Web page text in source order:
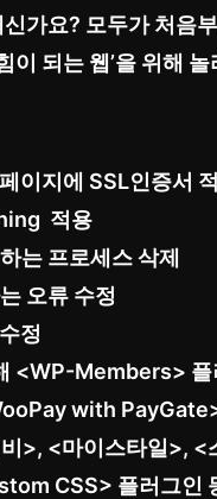
가요? 모두가 처음
이 되는 웹’을 위해
이지에 SSL인증서
적용
는 프로세스 삭제
오류 수정
정
<WP-Members> 플
with
>, <마이스타일>, <
CSS> 플러그인